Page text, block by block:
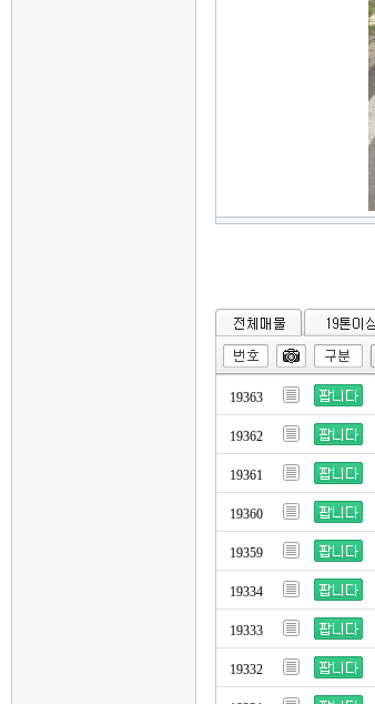
19363
19362
19361
19360
19359
19334
19333
19332